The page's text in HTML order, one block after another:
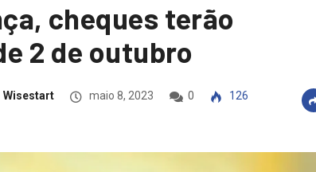
cheques terão
2 de outubro
Wisestart maio 8, 2023 0
126